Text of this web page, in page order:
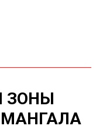
ЗОНЫ
МАНГАЛА